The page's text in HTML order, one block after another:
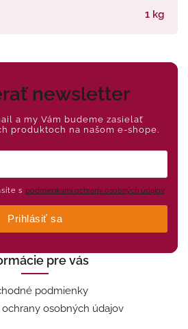
1 kg
newsletter
a my Vám budeme zasielať
produktoch na našom e-shope.
s podmienkami ochrany osobných údajov
Prihlásiť sa
pre vás
podmienky
osobných údajov